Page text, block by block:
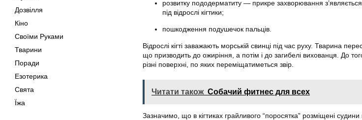
Дозвілля
Кіно
Своїми Руками
Тварини
Поради
Езотерика
Свята
Їжа
розвитку пододерматиту — прикре захворювання
під відрослі кігтики;
пошкодження подушечок пальців.
Відрослі кігті заважають морській свинці під час руху. Тварина
що призводить до ожиріння, а потім і до загибелі вихованця. До
різні поверхні, по яких переміщатиметься звір.
Читати також Собачий фитнес для всех
Зазначимо, що в кігтиках грайливого “поросятка” розміщені судини